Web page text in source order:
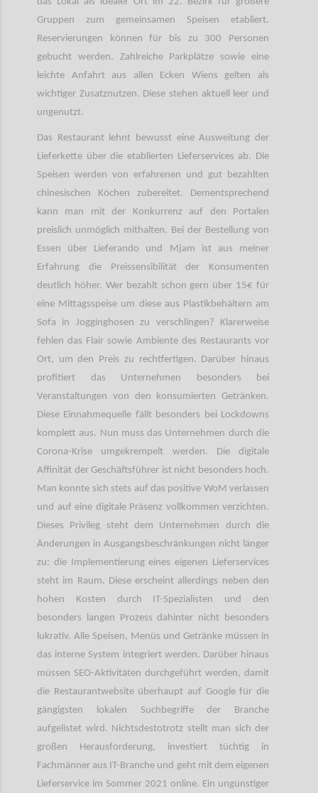
Gruppen zum gemeinsamen Speisen etabliert.
Reservierungen können für bis zu 300 Personen
gebucht werden. Zahlreiche Parkplätze sowie eine
leichte Anfahrt aus allen Ecken Wiens gelten als
wichtiger Zusatznutzen. Diese stehen aktuell leer und
ungenutzt.
Das Restaurant lehnt bewusst eine Ausweitung der
Lieferkette über die etablierten Lieferservices ab. Die
Speisen werden von erfahrenen und gut bezahlten
chinesischen Köchen zubereitet. Dementsprechend
kann man mit der Konkurrenz auf den Portalen
preislich unmöglich mithalten. Bei der Bestellung von
Essen über Lieferando und Mjam ist aus meiner
Erfahrung die Preissensibilität der Konsumenten
deutlich höher. Wer bezahlt schon gern über 15€ für
eine Mittagsspeise um diese aus Plastikbehältern am
Sofa in Jogginghosen zu verschlingen? Klarerweise
fehlen das Flair sowie Ambiente des Restaurants vor
Ort, um den Preis zu rechtfertigen. Darüber hinaus
profitiert das Unternehmen besonders bei
Veranstaltungen von den konsumierten Getränken.
Diese Einnahmequelle fällt besonders bei Lockdowns
komplett aus. Nun muss das Unternehmen durch die
Corona-Krise umgekrempelt werden. Die digitale
Affinität der Geschäftsführer ist nicht besonders hoch.
Man konnte sich stets auf das positive WoM verlassen
und auf eine digitale Präsenz vollkommen verzichten.
Dieses Privileg steht dem Unternehmen durch die
Änderungen in Ausgangsbeschränkungen nicht länger
zu: die Implementierung eines eigenen Lieferservices
steht im Raum. Diese erscheint allerdings neben den
hohen Kosten durch IT-Spezialisten und den
besonders langen Prozess dahinter nicht besonders
lukrativ. Alle Speisen, Menüs und Getränke müssen in
das interne System integriert werden. Darüber hinaus
müssen SEO-Aktivitäten durchgeführt werden, damit
die Restaurantwebsite überhaupt auf Google für die
gängigsten lokalen Suchbegriffe der Branche
aufgelistet wird. Nichtsdestotrotz stellt man sich der
großen Herausforderung, investiert tüchtig in
Fachmänner aus IT-Branche und geht mit dem eigenen
Lieferservice im Sommer 2021 online. Ein ungünstiger